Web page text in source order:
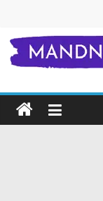
content
जाने
एक-